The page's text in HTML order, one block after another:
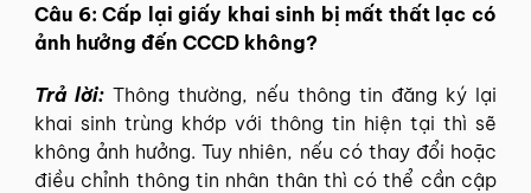
Câu 6: Cấp lại giấy khai sinh bị mất thất lạc có
ảnh hưởng đến CCCD không?
Trả lời: Thông thường, nếu thông tin đăng ký lại
khai sinh trùng khớp với thông tin hiện tại thì sẽ
không ảnh hưởng. Tuy nhiên, nếu có thay đổi hoặc
điều chỉnh thông tin nhân thân thì có thể cần cập